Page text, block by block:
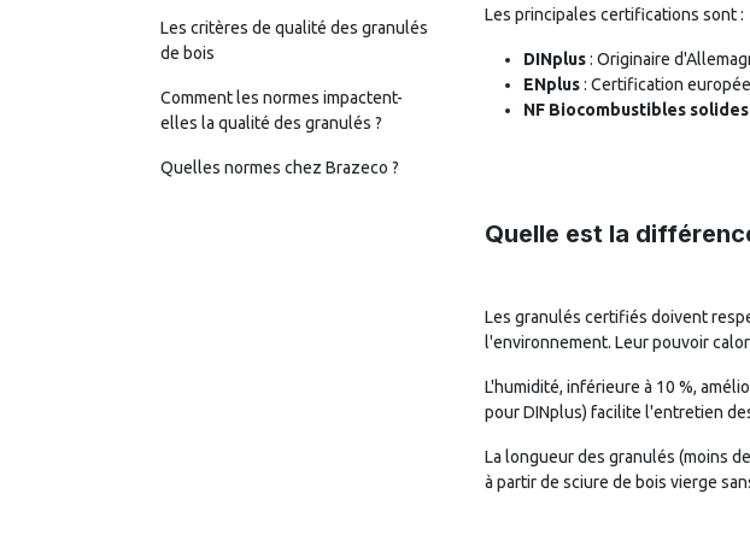
Les critères de qualité des granulés
de bois
Comment les normes impactent-
elles la qualité des granulés ?
Quelles normes chez Brazeco ?
Les principales certifications sont :
DINplus: Originaire
ENplus: Certification
NF Biocombustibles solides
Quelle est la
Les granulés certifiés doivent
l'environnement. Leur pouvoir
L'humidité, inférieure à 10 %,
pour DINplus) facilite l'entretien
La longueur des granulés (moins
à partir de sciure de bois vierge